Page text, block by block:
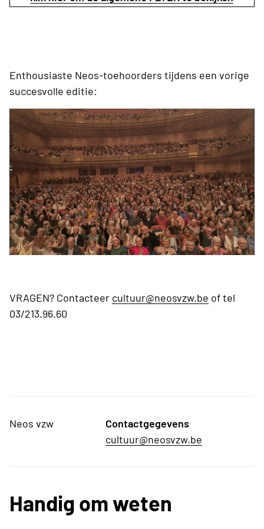
Enthousiaste Neos-toehoorders tijdens een vorige
succesvolle editie:
VRAGEN? Contacteer cultuur@neosvzw.be of tel
03/213.96.60
Neos vzw
Contactgegevens
cultuur@neosvzw.be
Handig om weten